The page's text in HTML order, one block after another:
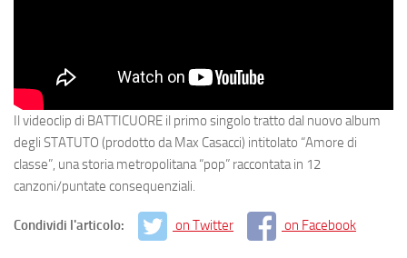
Il videoclip di BATTICUORE il primo singolo tratto dal nuovo album
degli STATUTO (prodotto da Max Casacci) intitolato “Amore di
classe”, una storia metropolitana “pop” raccontata in 12
canzoni/puntate consequenziali.
Condividi l'articolo: on Twitter on Facebook